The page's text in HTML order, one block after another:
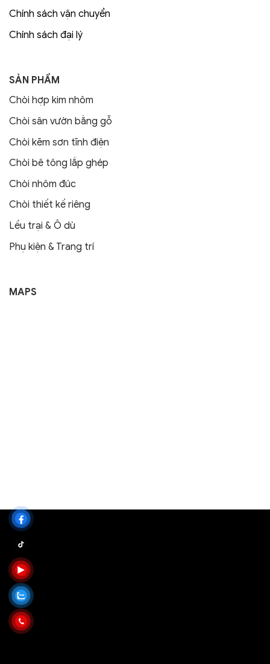
Chính sách vận chuyển
Chính sách đại lý
SẢN PHẨM
Chòi hợp kim nhôm
Chòi sân vườn bằng gỗ
Chòi kẽm sơn tĩnh điện
Chòi bê tông lắp ghép
Chòi nhôm đúc
Chòi thiết kế riêng
Lều trại & Ô dù
Phụ kiện & Trang trí
MAPS